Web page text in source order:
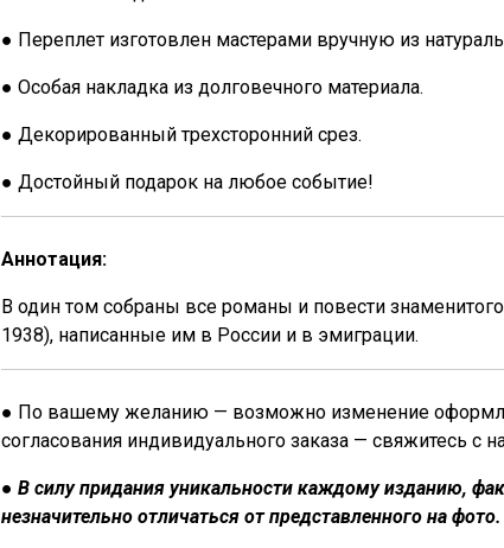
● Переплет изготовлен мастерами вручную из
● Особая накладка из долговечного материала.
● Декорированный трехсторонний срез.
● Достойный подарок на любое событие!
Аннотация:
В один том собраны все романы и повести
1938), написанные им в России и в эмиграции.
● По вашему желанию — возможно изменение
согласования индивидуального заказа — свяжитесь с
● В силу придания уникальности каждому изданию,
незначительно отличаться от представленного на фото.